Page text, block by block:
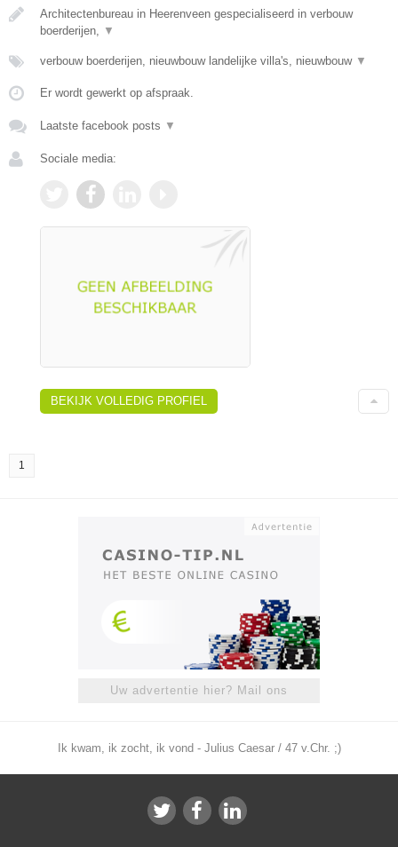
Architectenbureau in Heerenveen gespecialiseerd in verbouw
boerderijen, ▼
verbouw boerderijen, nieuwbouw landelijke villa's, nieuwbouw ▼
Er wordt gewerkt op afspraak.
Laatste facebook posts ▼
Sociale media:
BEKIJK VOLLEDIG PROFIEL
1
Uw advertentie hier? Mail ons
Ik kwam, ik zocht, ik vond - Julius Caesar / 47 v.Chr. ;)